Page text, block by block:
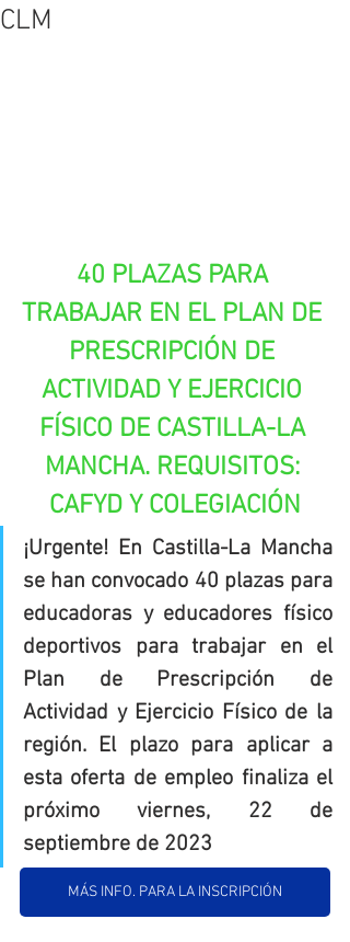
CLM
40 PLAZAS PARA
TRABAJAR EN EL PLAN DE
PRESCRIPCIÓN DE
ACTIVIDAD Y EJERCICIO
FÍSICO DE CASTILLA-LA
MANCHA. REQUISITOS:
CAFYD Y COLEGIACIÓN
¡Urgente! En Castilla-La Mancha
se han convocado 40 plazas para
educadoras y educadores físico
deportivos para trabajar en el
Plan de Prescripción de
Actividad y Ejercicio Físico de la
región. El plazo para aplicar a
esta oferta de empleo finaliza el
próximo viernes, 22 de
septiembre de 2023
MÁS INFO. PARA LA INSCRIPCIÓN